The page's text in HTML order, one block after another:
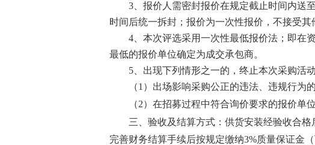
3、报价人需密封报价在规定截止时间内送
时间后统一拆封；报价为一次性报价，不接受其
4 、本次评选采用一次性最低报价法；即在
最低的报价单位确定为成交承包商。
5 、出现下列情形之一的，终止本次采购活动
（1）出场影响采购公正的违法、违规行为的
（2）在招募过程中符合询价要求的报价单
三 、验收及结算方式：供货安装经验收合格
完善财务结算手续后按规定缴纳3%质量保证金